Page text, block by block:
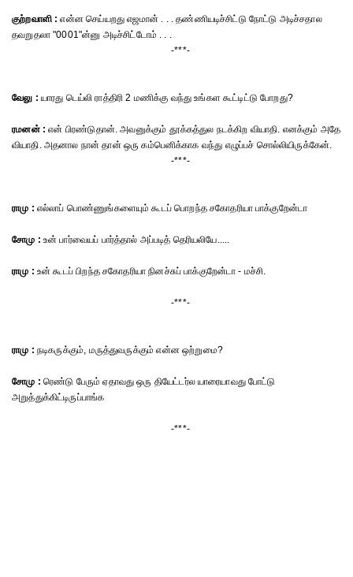
குற்றவாளி : என்ன செய்யறது எஜமான் . . . தண்ணியடிச்சிட்டு நோட்டு அடிச்சதால
தவறுதலா "0001"ன்னு அடிச்சிட்டோம் . . .
-***-
வேலு : யாரது டெய்லி ராத்திரி 2 மணிக்கு வந்து உங்கள கூட்டிட்டு போறது?
ரமனன் : என் பிரண்டுதான். அவனுக்கும் தூக்கத்துல நடக்கிற வியாதி. எனக்கும் அதே
வியாதி. அதனால நான் தான் ஒரு கம்பெனிக்காக வந்து எழுப்பச் சொல்லியிருக்கேன்.
-***-
ராமு : எல்லாப் பொண்ணுங்களையும் கூடப் பொறந்த சகோதரியா பாக்குறேன்டா
சோமு : உன் பார்வையப் பார்த்தால் அப்படித் தெரியலியே.....
ராமு : உன் கூடப் பிறந்த சகோதரியா நினச்சுப் பாக்குறேன்டா - மச்சி.
-***-
ராமு : நடிகருக்கும், மருத்துவருக்கும் என்ன ஒற்றுமை?
சோமு : ரெண்டு பேரும் ஏதாவது ஒரு தியேட்டர்ல யாரையாவது போட்டு
அறுத்துக்கிட்டிருப்பாங்க
-***-